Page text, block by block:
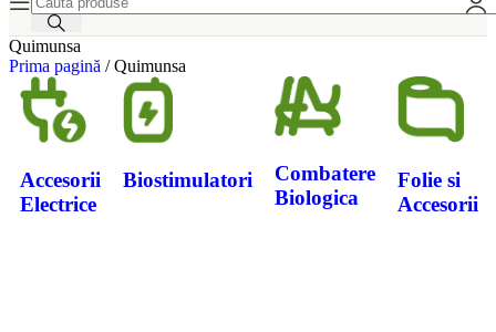
Quimunsa
Prima pagină / Quimunsa
Accesorii
Electrice
Biostimulatori
Combatere
Biologica
Folie si
Accesorii